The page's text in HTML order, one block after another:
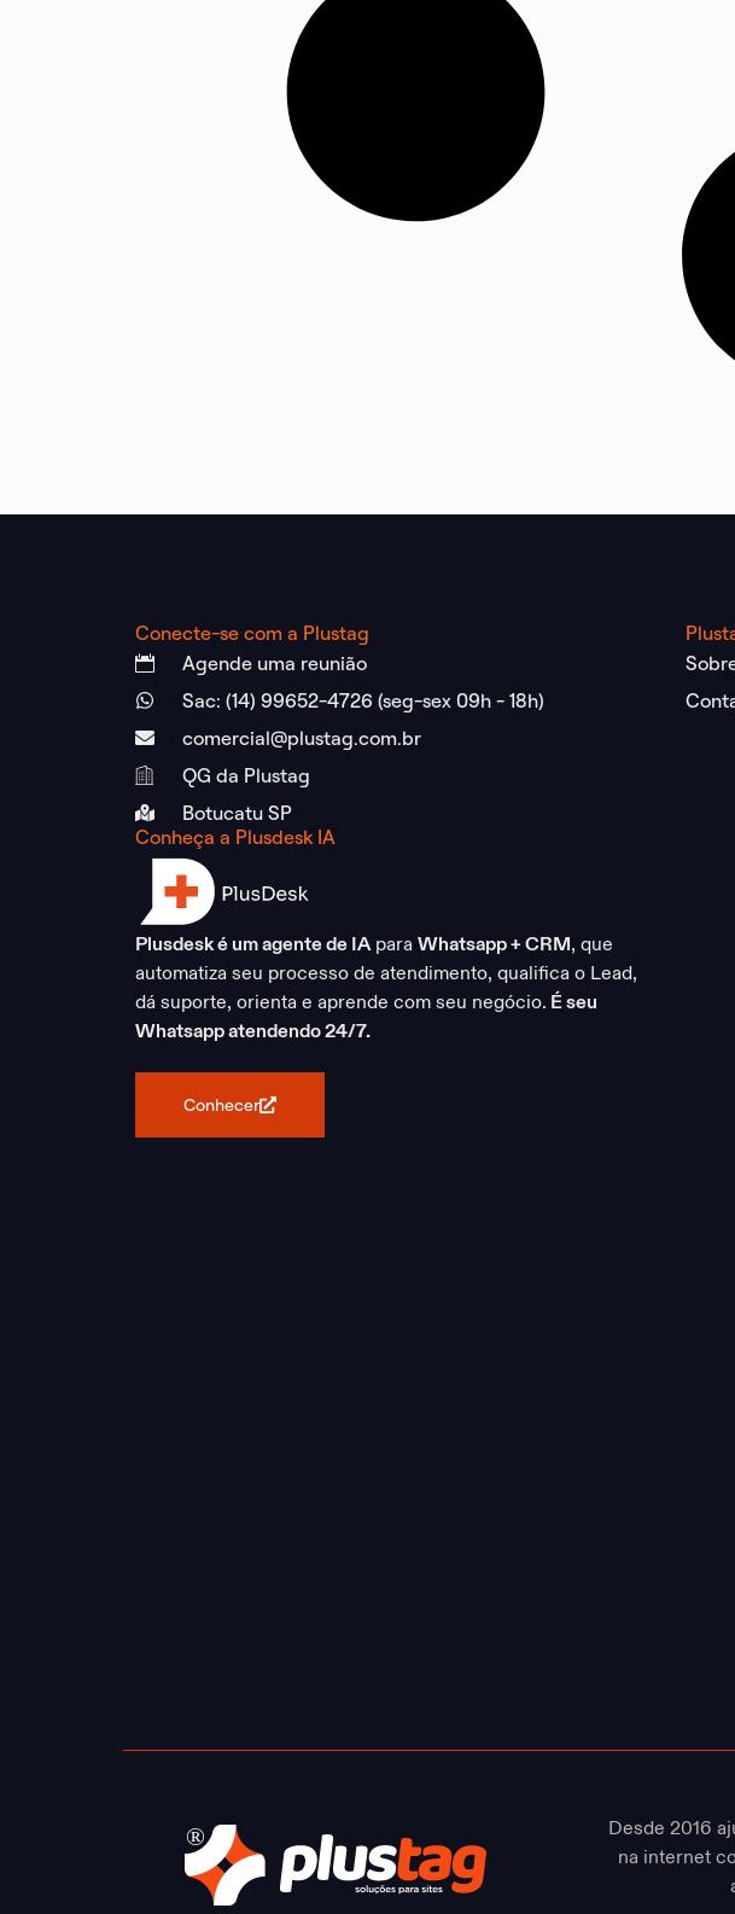
Conecte-se com a Plustag
Agende uma reunião
Sac: (14) 99652-4726 (seg-sex 09h - 18h)
comercial@plustag.com.br
QG da Plustag
Botucatu SP
Conheça a Plusdesk IA
Plusdesk é um agente de IApara Whatsapp + CRM, que
automatiza seu processo de atendimento, qualifica o Lead,
dá suporte, orienta e aprende com seu negócio. É seu
Whatsapp atendendo 24/7.
Conhecer
Desde 2016
na internet